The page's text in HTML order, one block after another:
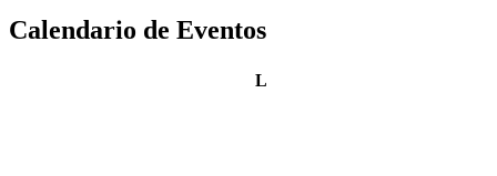
Calendario de Eventos
Llunes